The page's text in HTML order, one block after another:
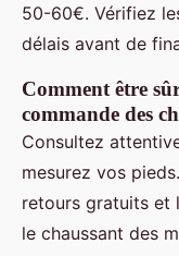
50-60€. Vérifiez
délais avant de
Comment être
commande des
Consultez
mesurez vos
retours gratuits et
le chaussant des